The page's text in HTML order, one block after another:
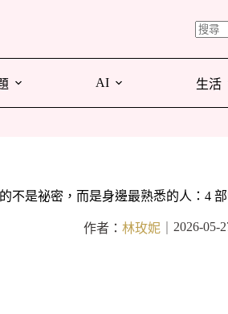
AI 生活
不是祕密，而是身邊最熟悉的人：4
作者： 林玫妮 2026-05-